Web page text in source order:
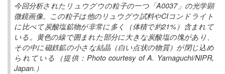
今回分析されたリュウグウの粒子の一つ「A0037」の光学顕
微鏡画像。この粒子は他のリュウグウ試料やCIコンドライト
に比べて炭酸塩鉱物が非常に多く（体積で約21%）含まれて
いる。黄色の線で囲まれた部分に大きな炭酸塩の塊があり、
その中に磁鉄鉱の小さな結晶（白い点状の物質）が閉じ込め
られている（提供：Photo courtesy of A. Yamaguchi/NIPR,
Japan.）